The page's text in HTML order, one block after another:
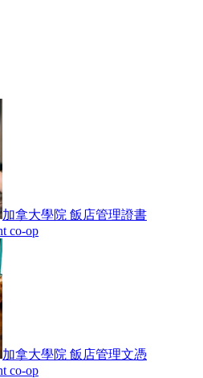
加拿大學院 飯店管理證書
co-op
加拿大學院 飯店管理文憑
co-op